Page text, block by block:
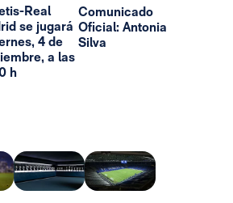
Real
se jugará
4 de
a las
h
Comunicado
Oficial: Antonia
Silva